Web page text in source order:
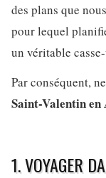
des plans que
pour lequel
un véritable
Par conséquent,
Saint-Valentin en
1. VOYAGER